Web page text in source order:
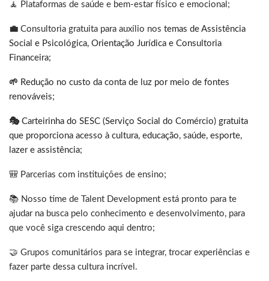
🧘 Plataformas de saúde e bem-estar físico e emocional;
💼 Consultoria gratuita para auxílio nos temas de Assistência
Social e Psicológica, Orientação Jurídica e Consultoria
Financeira;
🌱 Redução no custo da conta de luz por meio de fontes
renováveis;
🎭 Carteirinha do SESC (Serviço Social do Comércio) gratuita
que proporciona acesso à cultura, educação, saúde, esporte,
lazer e assistência;
🎒 Parcerias com instituições de ensino;
📚 Nosso time de Talent Development está pronto para te
ajudar na busca pelo conhecimento e desenvolvimento, para
que você siga crescendo aqui dentro;
🤝 Grupos comunitários para se integrar, trocar experiências e
fazer parte dessa cultura incrível.